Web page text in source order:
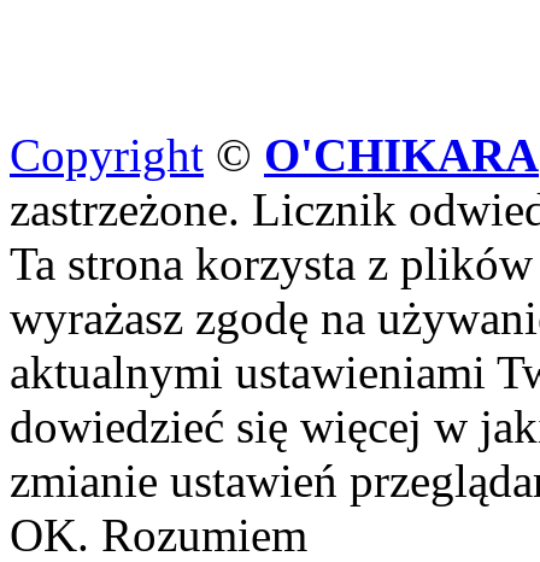
Copyright © O'CHIKARA
zastrzeżone. Licznik
Ta strona korzysta z
wyrażasz zgodę na
aktualnymi ustawieniami
dowiedzieć się więcej w
zmianie ustawień
OK. Rozumiem